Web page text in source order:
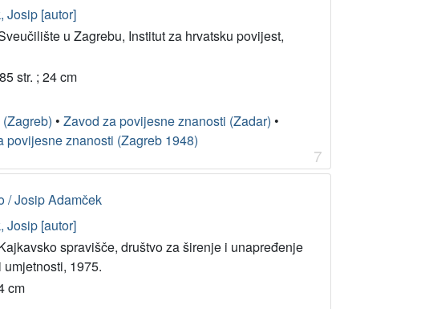
Josip [autor]
u Zagrebu, Institut za hrvatsku povijest,
str. ; 24 cm
• Zavod za povijesne znanosti (Zadar) •
povijesne znanosti (Zagreb 1948)
7
/ Josip Adamček
Josip [autor]
spravišče, društvo za širenje i unapređenje
1975.
cm